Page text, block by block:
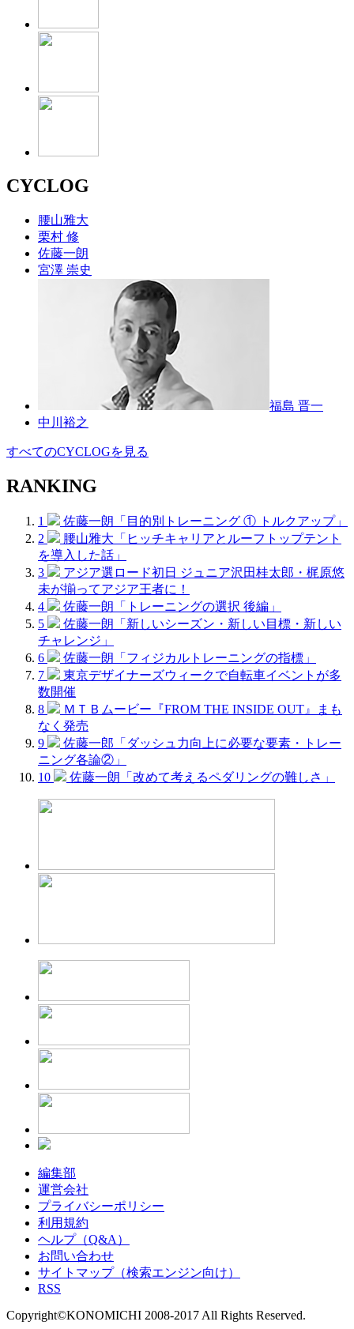
CYCLOG
腰山雅大
栗村 修
佐藤一朗
宮澤 崇史
福島 晋一
中川裕之
すべてのCYCLOGを見る
RANKING
1
佐藤一朗「目的別トレーニング ① トルクアップ」
2
腰山雅大「ヒッチキャリアとルーフトップテント
を導入した話」
3
アジア選ロード初日 ジュニア沢田桂太郎・梶原悠
未が揃ってアジア王者に！
4
佐藤一朗「トレーニングの選択 後編」
5
佐藤一朗「新しいシーズン・新しい目標・新しい
チャレンジ」
6
佐藤一朗「フィジカルトレーニングの指標」
7
東京デザイナーズウィークで自転車イベントが多
数開催
8
ＭＴＢムービー『FROM THE INSIDE OUT』まも
なく発売
9
佐藤一郎「ダッシュ力向上に必要な要素・トレー
ニング各論②」
10
佐藤一朗「改めて考えるペダリングの難しさ」
編集部
運営会社
プライバシーポリシー
利用規約
ヘルプ（Q&A）
お問い合わせ
サイトマップ（検索エンジン向け）
RSS
Copyright©KONOMICHI 2008-2017 All Rights Reserved.